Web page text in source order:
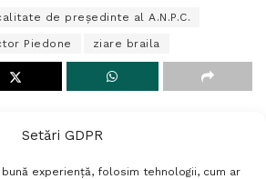
Setări GDPR
experiență, folosim tehnologii, cum ar
de președinte al A.N.P.C.
Piedone ziare braila